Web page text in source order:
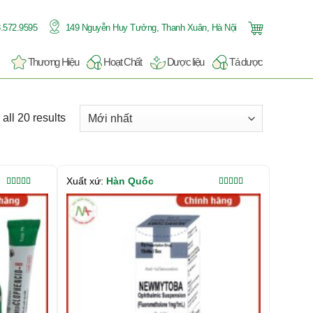
149 Nguyễn Huy Tưởng, Thanh Xuân, Hà Nội
Thương Hiệu Hoạt Chất Dược liệu Tá dược
20 results
Được xếp
hạng 5.00
sao
Được xếp
hạng 5.00
sao
Xuất xứ: Hàn Quốc